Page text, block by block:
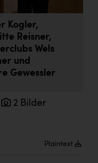
Kogler,
Reisner,
Wels
und
Gewessler
2 Bilder
Plaintext